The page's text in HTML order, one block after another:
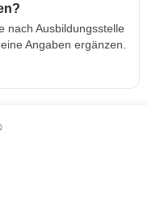
nach Ausbildungsstelle
Angaben ergänzen.